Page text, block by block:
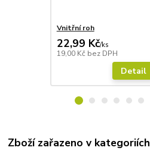
Vnitřní roh
22,99 Kč/ks
19,00 Kč bez DPH
Detail
Zboží zařazeno v kategoriích